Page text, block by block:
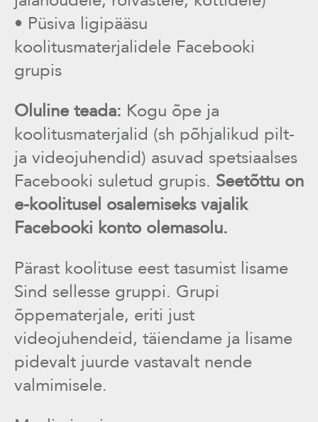
• Püsiva ligipääsu
koolitusmaterjalidele Facebooki
grupis
Oluline teada: Kogu õpe ja
koolitusmaterjalid (sh põhjalikud pilt-
ja videojuhendid) asuvad spetsiaalses
Facebooki suletud grupis. Seetõttu on
e-koolitusel osalemiseks vajalik
Facebooki konto olemasolu.
Pärast koolituse eest tasumist lisame
Sind sellesse gruppi. Grupi
õppematerjale, eriti just
videojuhendeid, täiendame ja lisame
pidevalt juurde vastavalt nende
valmimisele.